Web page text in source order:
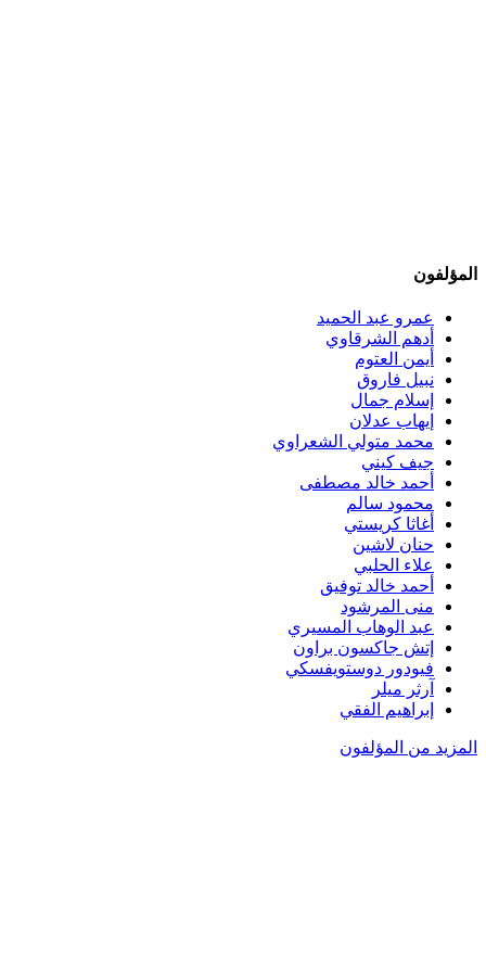
المؤلفون
عمرو عبد الحميد
أدهم الشرقاوي
أيمن العتوم
نبيل فاروق
إسلام جمال
إيهاب عدلان
محمد متولي الشعراوي
جيف كيني
أحمد خالد مصطفى
محمود سالم
أغاثا كريستي
حنان لاشين
علاء الحلبي
أحمد خالد توفيق
منى المرشود
عبد الوهاب المسيري
إتش جاكسون براون
فيودور دوستويفسكي
آرثر ميلر
إبراهيم الفقي
المزيد من المؤلفون